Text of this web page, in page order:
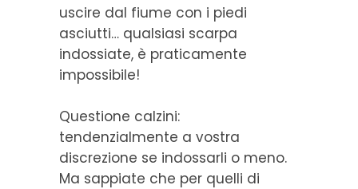
uscire dal fiume con i piedi
asciutti… qualsiasi scarpa
indossiate, è praticamente
impossibile!
Questione calzini:
tendenzialmente a vostra
discrezione se indossarli o meno.
Ma sappiate che per quelli di